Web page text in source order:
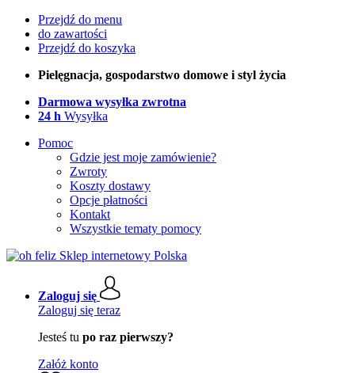
Przejdź do menu
do zawartości
Przejdź do koszyka
Pielęgnacja, gospodarstwo domowe i styl życia
Darmowa wysyłka zwrotna
24 h Wysyłka
Pomoc
Gdzie jest moje zamówienie?
Zwroty
Koszty dostawy
Opcje płatności
Kontakt
Wszystkie tematy pomocy
Zaloguj się
Zaloguj się teraz
Jesteś tu po raz pierwszy?
Załóż konto